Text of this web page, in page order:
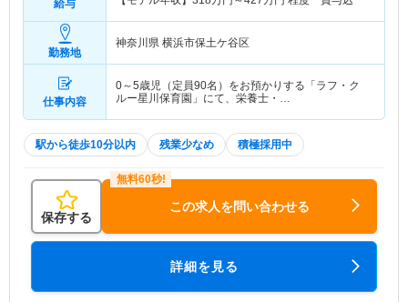
給与
勤務地
神奈川県 横浜市保土ケ谷区
仕事内容
0～5歳児（定員90名）をお預かりする「ラフ・ク
ルー星川保育園」にて、栄養士・…
駅から徒歩10分以内 残業少なめ 積極採用中
保存する
この求人を問い合わせる
詳細を見る